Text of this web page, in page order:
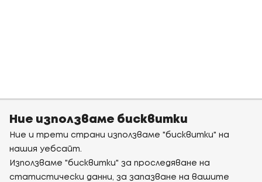
Ние използваме бисквитки
Ние и трети страни използваме "бисквитки" на
нашия уебсайт.
Използваме "бисквитки" за проследяване на
статистически данни, за запазване на вашите